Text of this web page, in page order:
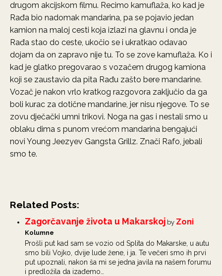
drugom akcijskom filmu. Recimo kamuflaža, ko kad je
Rađa bio nadomak mandarina, pa se pojavio jedan
kamion na maloj cesti koja izlazi na glavnu i onda je
Rađa stao do ceste, ukočio se i ukratkao odavao
dojam da on zapravo nije tu. To se zove kamuflaža. Ko i
kad je glatko pregovarao s vozačem drugog kamiona
koji se zaustavio da pita Rađu zašto bere mandarine.
Vozač je nakon vrlo kratkog razgovora zaključio da ga
boli kurac za dotične mandarine, jer nisu njegove. To se
zovu dječački umni trikovi. Noga na gas i nestali smo u
oblaku dima s punom vrećom mandarina bengajući
novi Young Jeezyev Gangsta Grillz. Znači Rafo, jebali
smo te.
Related Posts:
Zagorčavanje života u Makarskoj by Zoni
Kolumne
Prošli put kad sam se vozio od Splita do Makarske, u autu
smo bili Vojko, dvije lude žene, i ja. Te večeri smo ih prvi
put upoznali, nakon ša mi se jedna javila na našem forumu
i predložila da izađemo…